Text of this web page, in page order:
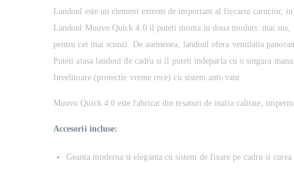
Landoul este un element extrem de important al fiecarui carucior,
Landoul Muuvo Quick 4.0 il puteti monta in doua moduri: mai sus,
pentru cei mai scunzi. De asemenea, landoul ofera ventilatia
Puteti atasa landoul de cadru si il puteti indeparta cu o singura
Invelitoare (protectie vreme rece) cu sistem anti-vant
Muuvo Quick 4.0 este fabricat din tesaturi de inalta calitate,
Accesorii incluse:
Geanta moderna si eleganta cu sistem de fixare pe cadru si